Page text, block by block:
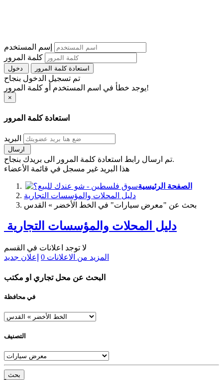
إسم المستخدم
كلمة المرور
استعادة كلمة المرور
تم تسجيل الدخول بنجاح
يوجد خطأ في اسم المستخدم أو كلمة المرور!
×
استعادة كلمة المرور
البريد
تم ارسال رابط استعادة كلمة المرور الى بريدك بنجاح.
هذا البريد غير مسجل في قائمة الأعضاء
الصفحة الرئيسية
دليل المحلات والمؤسسات التجارية
بحث عن "معرض سيارات" في الخط الأخضر » القدس
دليل المحلات والمؤسسات التجارية
لا توجد اعلانات في القسم
المزيد من الاعلانات 0 إعلان جديد
البحث عن محل تجاري او مكتب
في محافظة
التصنيف
بحث